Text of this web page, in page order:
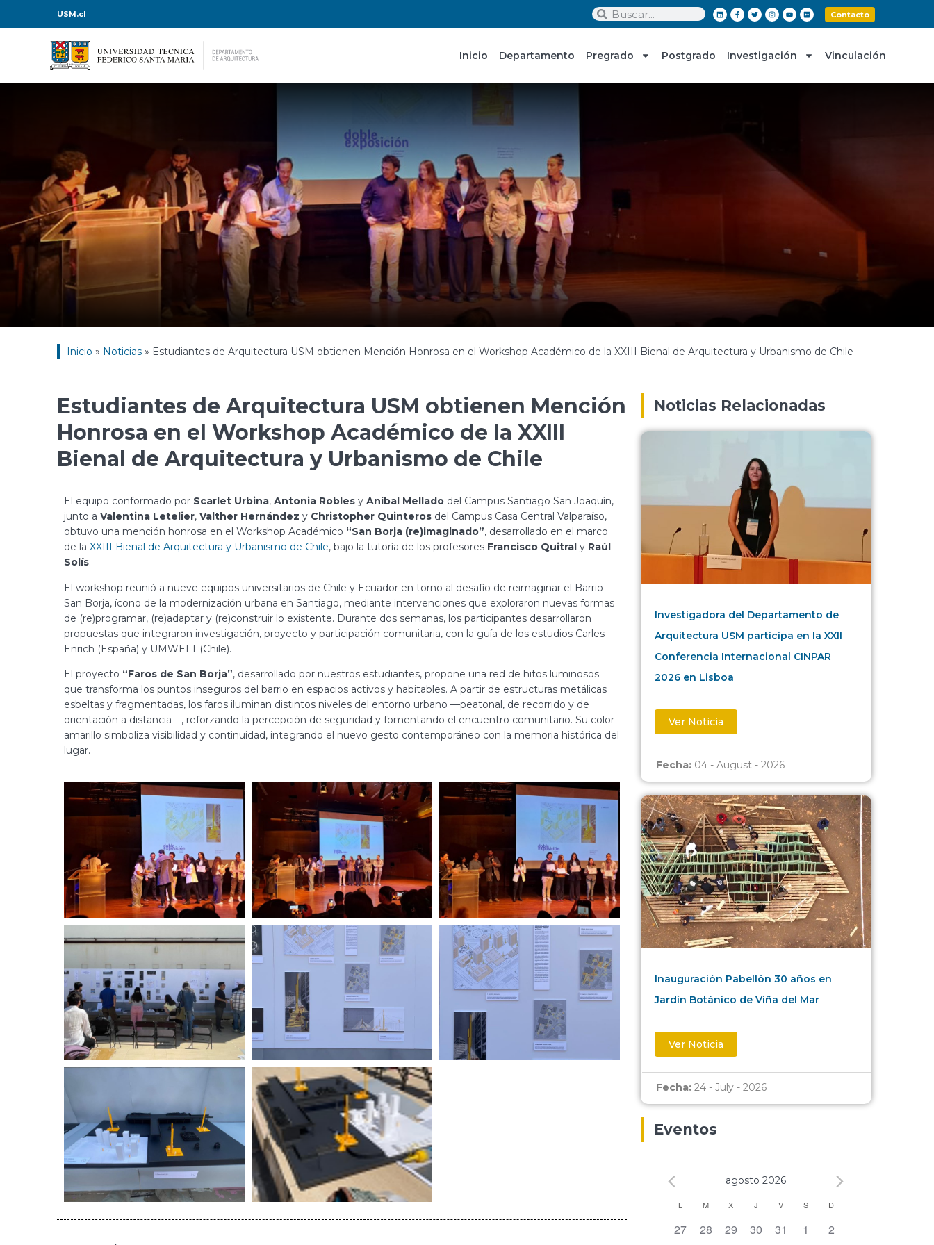
USM.cl Contacto
Inicio Departamento Pregrado Postgrado Investigación Vinculación
Inicio » Noticias » Estudiantes de Arquitectura USM obtienen Mención Honrosa en el Workshop Académico de la XXIII Bienal de Arquitectura y Urbanismo de Chile
Estudiantes de Arquitectura USM obtienen Mención
Honrosa en el Workshop Académico de la XXIII
Bienal de Arquitectura y Urbanismo de Chile
El equipo conformado por Scarlet Urbina, Antonia Robles y Aníbal Mellado del Campus Santiago San Joaquín,
junto a Valentina Letelier, Valther Hernández y Christopher Quinteros del Campus Casa Central Valparaíso,
obtuvo una mención honrosa en el Workshop Académico “San Borja (re)imaginado”, desarrollado en el marco
de la XXIII Bienal de Arquitectura y Urbanismo de Chile, bajo la tutoría de los profesores Francisco Quitral y Raúl
Solís.
El workshop reunió a nueve equipos universitarios de Chile y Ecuador en torno al desafío de reimaginar el Barrio
San Borja, ícono de la modernización urbana en Santiago, mediante intervenciones que exploraron nuevas formas
de (re)programar, (re)adaptar y (re)construir lo existente. Durante dos semanas, los participantes desarrollaron
propuestas que integraron investigación, proyecto y participación comunitaria, con la guía de los estudios Carles
Enrich (España) y UMWELT (Chile).
El proyecto “Faros de San Borja”, desarrollado por nuestros estudiantes, propone una red de hitos luminosos
que transforma los puntos inseguros del barrio en espacios activos y habitables. A partir de estructuras metálicas
esbeltas y fragmentadas, los faros iluminan distintos niveles del entorno urbano —peatonal, de recorrido y de
orientación a distancia—, reforzando la percepción de seguridad y fomentando el encuentro comunitario. Su color
amarillo simboliza visibilidad y continuidad, integrando el nuevo gesto contemporáneo con la memoria histórica del
lugar.
Noticias Relacionadas
Investigadora del Departamento de
Arquitectura USM participa en la XXII
Conferencia Internacional CINPAR
2026 en Lisboa
Ver Noticia
Fecha: 04 - August - 2026
Inauguración Pabellón 30 años en
Jardín Botánico de Viña del Mar
Ver Noticia
Fecha: 24 - July - 2026
Eventos
agosto 2026
Calendario
de
L M X J V S D
0 eventos,
27 0 eventos,
28 0 eventos,
29 0 eventos,
30 0 eventos,
31 0 eventos,
1 0 eventos,
2